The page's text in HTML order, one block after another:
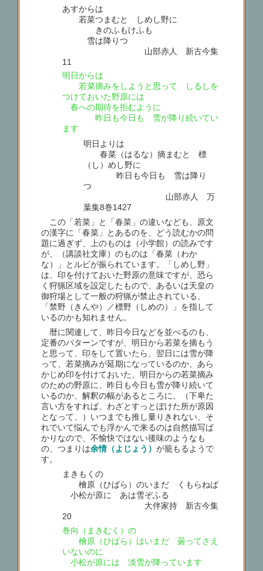
あすからは
若菜つまむと しめし野に
きのふもけふも
雪は降りつゝ
山部赤人 新古今集
11
明日からは
若菜摘みをしようと思って しるしを
つけておいた野原には
春への期待を拒むように
昨日も今日も 雪が降り続いてい
ます
明日よりは
春菜（はるな）摘まむと 標
（し）めし野に
昨日も今日も 雪は降り
つゝ
山部赤人 万
葉集8巻1427
この「若菜」と「春菜」の違いなども、原文
の漢字に「春菜」とあるのを、どう読むかの問
題に過ぎず、上のものは（小学館）の読みです
が、（講談社文庫）のものは「春菜（わか
な）」とルビが振られています。「しめし野」
は、印を付けておいた野原の意味ですが、恐ら
く狩猟区域を設定したもので、あるいは天皇の
御狩場として一般の狩猟が禁止されている、
「禁野（きんや）／標野（しめの）」を指して
いるのかも知れません。
暦に関連して、昨日今日などを並べるのも、
定番のパターンですが、明日から若菜を摘もう
と思って、印をして置いたら、翌日には雪が降
って、若菜摘みが延期になっているのか、あら
かじめ印を付けておいた、明日からの若菜摘み
のための野原に、昨日も今日も雪が降り続いて
いるのか、解釈の幅があるところに、（下卑た
言い方をすれば、わざとすっとぼけた所が原因
となって、）いつまでも推し量りきれない、そ
れでいて悩んでも浮かんで来るのは自然描写ば
かりなので、不愉快ではない後味のようなも
の、つまりは余情（よじょう）が籠もるようで
す。
まきもくの
檜原（ひばら）のいまだ くもらねば
小松が原に あは雪ぞふる
大伴家持 新古今集
20
巻向（まきむく）の
檜原（ひばら）はいまだ 曇ってさえ
いないのに
小松が原には 淡雪が降っています